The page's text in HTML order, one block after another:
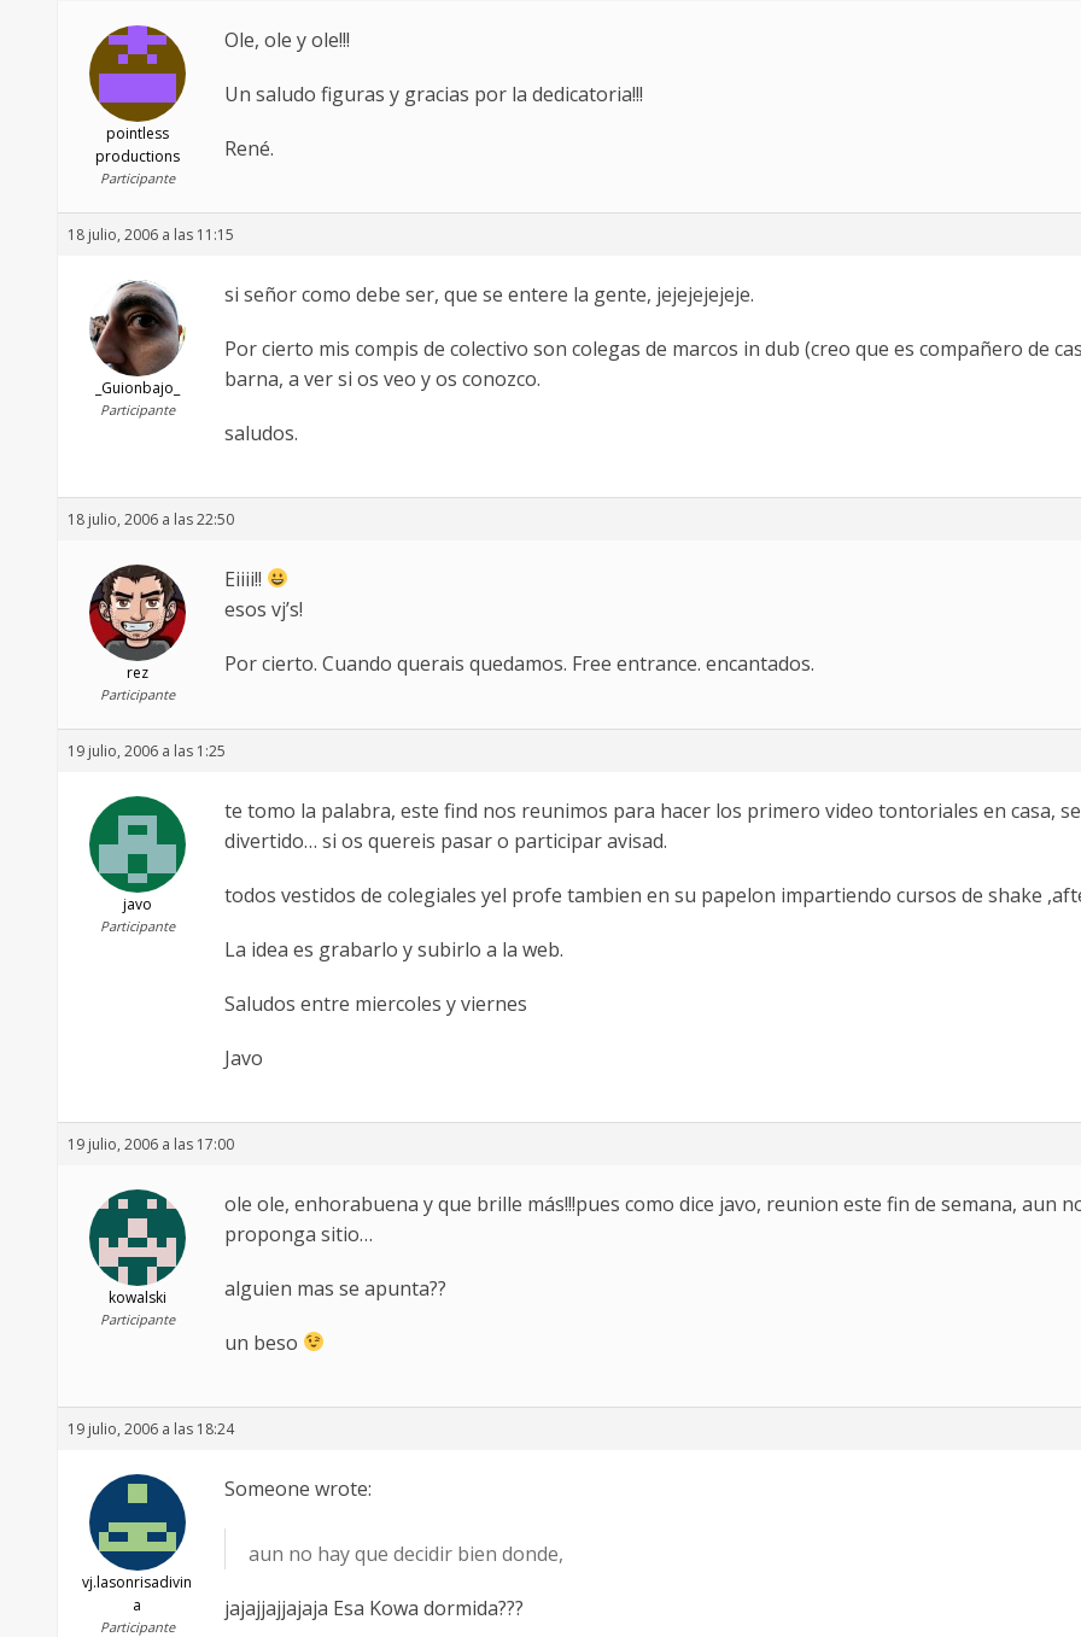
pointless
productions
Participante
Ole, ole y ole!!!
Un saludo figuras y gracias por la dedicatoria!!!
René.
18 julio, 2006 a las 11:15
_Guionbajo_
Participante
si señor como debe ser, que se entere la gente, jejejejejeje.
Por cierto mis compis de colectivo son colegas de marcos in dub (creo que es compañero de
barna, a ver si os veo y os conozco.
saludos.
18 julio, 2006 a las 22:50
rez
Participante
Eiiii!!
esos vj’s!
Por cierto. Cuando querais quedamos. Free entrance. encantados.
19 julio, 2006 a las 1:25
javo
Participante
te tomo la palabra, este find nos reunimos para hacer los primero video tontoriales en casa,
divertido… si os quereis pasar o participar avisad.
todos vestidos de colegiales yel profe tambien en su papelon impartiendo cursos de shake
La idea es grabarlo y subirlo a la web.
Saludos entre miercoles y viernes
Javo
19 julio, 2006 a las 17:00
kowalski
Participante
ole ole, enhorabuena y que brille más!!!pues como dice javo, reunion este fin de semana, aun
proponga sitio…
alguien mas se apunta??
un beso
19 julio, 2006 a las 18:24
vj.lasonrisadivin
a
Participante
Someone wrote:
aun no hay que decidir bien donde,
jajajjajjajaja Esa Kowa dormida???